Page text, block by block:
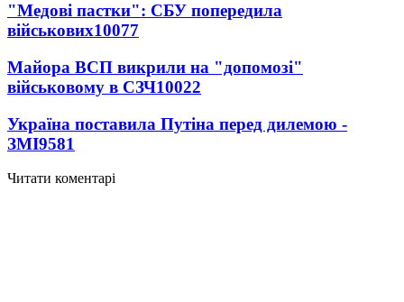
"Медові пастки": СБУ попередила
військових10077
Майора ВСП викрили на "допомозі"
військовому в СЗЧ10022
Україна поставила Путіна перед дилемою -
ЗМІ9581
Читати коментарі